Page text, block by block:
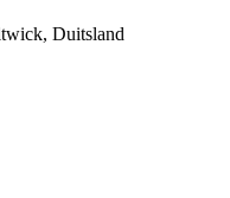
Duitsland